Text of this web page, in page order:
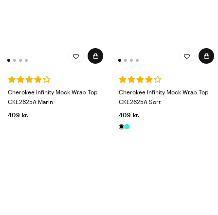
Cherokee Infinity Mock Wrap Top
CKE2625A Marin
409 kr.
Cherokee Infinity Mock Wrap Top
CKE2625A Sort
409 kr.